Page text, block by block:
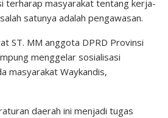
terharap masyarakat tentang kerja-
satunya adalah pengawasan.
ST. MM anggota DPRD Provinsi
menggelar sosialisasi
masyarakat Waykandis,
daerah ini menjadi tugas